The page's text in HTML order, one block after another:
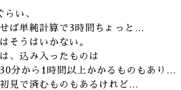
らい、
ば単純計算で3時間ちょっと…
そうはいかない。
、込み入ったものは
分から1時間以上かかるものもあり…
見で済むものもあるけれど…